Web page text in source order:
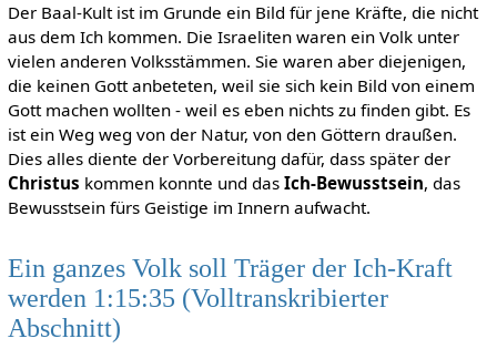
Der Baal-Kult ist im Grunde ein Bild für jene Kräfte, die nicht
aus dem Ich kommen. Die Israeliten waren ein Volk unter
vielen anderen Volksstämmen. Sie waren aber diejenigen,
die keinen Gott anbeteten, weil sie sich kein Bild von einem
Gott machen wollten - weil es eben nichts zu finden gibt. Es
ist ein Weg weg von der Natur, von den Göttern draußen.
Dies alles diente der Vorbereitung dafür, dass später der
Christus kommen konnte und das Ich-Bewusstsein, das
Bewusstsein fürs Geistige im Innern aufwacht.
Ein ganzes Volk soll Träger der Ich-Kraft
werden 1:15:35 (Volltranskribierter
Abschnitt)